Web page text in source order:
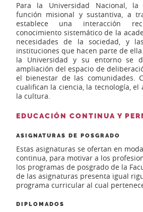
Para la Universidad Nacional,
función misional y sustanti­va, a
establece una interacción
conocimiento sistemático de la
necesidades de la sociedad, y
instituciones que hacen parte de
la Universidad y su entorno se
ampliación del espacio de
el bienestar de las comunidades.
cualifican la ciencia, la tecnología, el
la cultura.
EDUCACIÓN CONTINUA Y
ASIGNATURAS DE POSGRADO
Estas asignaturas se ofertan en
continua, para motivar a los
los programas de posgrado de la
de las asignaturas presenta igual
programa curricular al cual
DIPLOMADOS